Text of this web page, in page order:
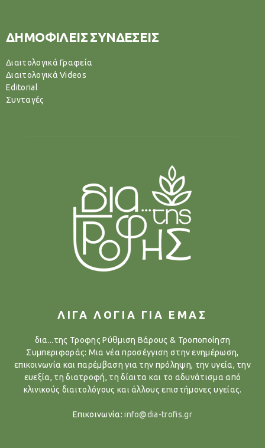
ΔΗΜΟΦΙΛΕΙΣ ΣΥΝΔΕΣΕΙΣ
Διαιτολογικά Γραφεία
Διαιτολογικά Videos
Editorial
Συνταγές
ΛΙΓΑ ΛΟΓΙΑ ΓΙΑ ΕΜΑΣ
δια...της Τροφης Ρύθμιση Βάρους & Τροποποίηση
Συμπεριφοράς: Μια νέα προσέγγιση στην ενημέρωση,
επικοινωνία και παρέμβαση για την πρόληψη, την υγεία, την
ευεξία, τη διατροφή, τη δίαιτα και το αδυνάτισμα από
κλινικούς διαιτολόγους και άλλους επιστήμονες υγείας.
Επικοινωνία:info@dia-trofis.gr